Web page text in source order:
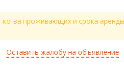
ко-ва проживающих и срока
Оставить жалобу на объявление